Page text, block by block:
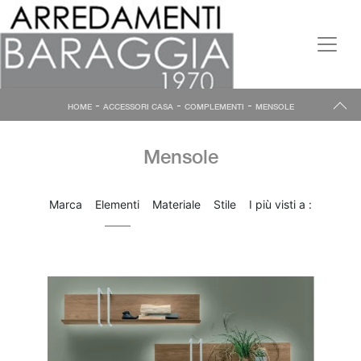
HOME- ACCESSORI CASA - COMPLEMENTI - MENSOLE
Mensole
Marca Elementi Materiale Stile I più visti a :